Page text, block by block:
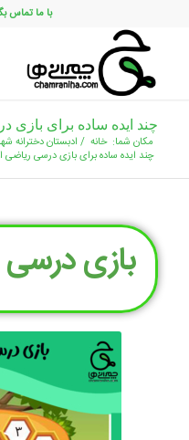
با ما تماس بگیرید:
چند ایده ساده برای
مکان شما: خانه / ادبستان دخترانه
چند ایده ساده برای بازی درسی ریاضی
بازی